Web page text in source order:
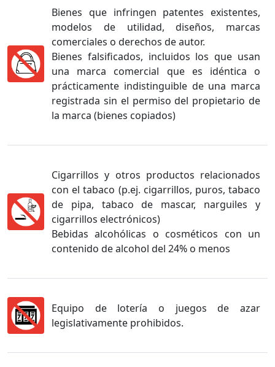
Bienes que infringen patentes existentes,
modelos de utilidad, diseños, marcas
comerciales o derechos de autor.
Bienes falsificados, incluidos los que usan
una marca comercial que es idéntica o
prácticamente indistinguible de una marca
registrada sin el permiso del propietario de
la marca (bienes copiados)
Cigarrillos y otros productos relacionados
con el tabaco (p.ej. cigarrillos, puros, tabaco
de pipa, tabaco de mascar, narguiles y
cigarrillos electrónicos)
Bebidas alcohólicas o cosméticos con un
contenido de alcohol del 24% o menos
Equipo de lotería o juegos de azar
legislativamente prohibidos.